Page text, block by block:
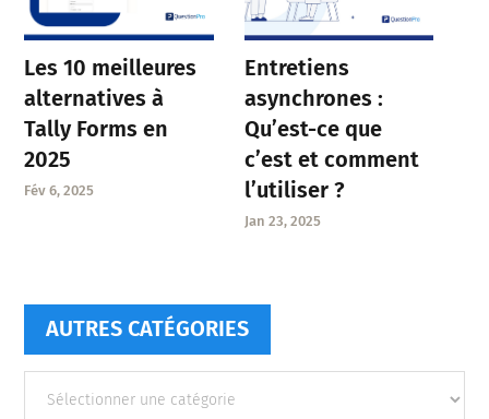
Les 10 meilleures
alternatives à
Tally Forms en
2025
Fév 6, 2025
Entretiens
asynchrones :
Qu’est-ce que
c’est et comment
l’utiliser ?
Jan 23, 2025
AUTRES CATÉGORIES
catégories